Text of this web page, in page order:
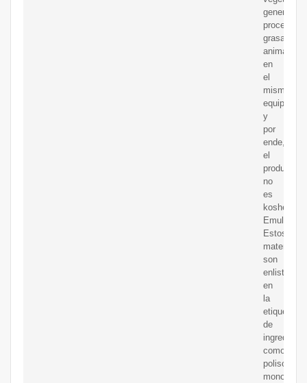
procesan
grasas
animales
en
el
mismo
equipo
y
por
ende,
el
producto
no
es
kosher.
Estos
materiales
son
enlistados
en
la
etiqueta
de
como
mono